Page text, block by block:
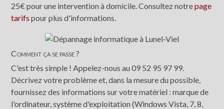
25€ pour une intervention à domicile. Consultez notrepage
tarifs pour plus d'informations.
Comment ça se passe ?
C'est très simple ! Appelez-nous au 09 52 95 97 99.
Décrivez votre problème et, dans la mesure du possible,
fournissez des informations sur votre matériel : marque de
l'ordinateur, système d'exploitation (Windows Vista, 7, 8,